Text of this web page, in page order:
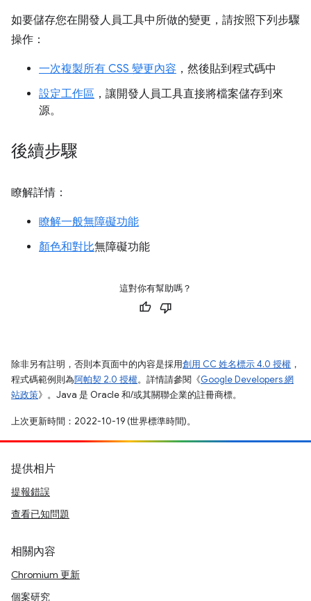
如要儲存您在開發人員工具中所做的變更，請按照下列步驟
操作：
一次複製所有 CSS 變更內容 ，然後貼到程式碼中
設定工作區 ，讓開發人員工具直接將檔案儲存到來
源。
後續步驟
瞭解詳情：
瞭解一般無障礙功能
顏色和對比無障礙功能
這對你有幫助嗎？
除非另有註明，否則本頁面中的內容是採用創用 CC 姓名標示 4.0 授權 ，
程式碼範例則為阿帕契 2.0 授權。詳情請參閱《Google Developers 網
站政策》。Java 是 Oracle 和/或其關聯企業的註冊商標。
上次更新時間：2022-10-19 (世界標準時間)。
提供相片
提報錯誤
查看已知問題
相關內容
Chromium 更新
個案研究